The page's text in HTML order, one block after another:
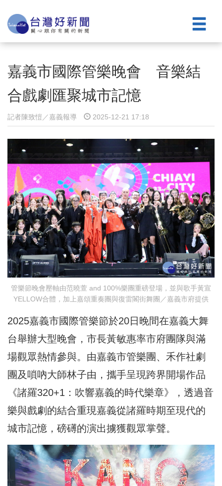
嘉義市國際管樂晚會 音樂結
合戲劇匯聚城市記憶
記者陳致愷／嘉義報導 2025-12-21 17:18
管樂節晚會壓軸由范曉萱 and 100%樂團重磅登場，並與歌手黃宣
YELLOW合體，加上嘉頌重奏團與復雷閣街舞團／嘉義市府提供
2025嘉義市國際管樂節於20日晚間在嘉義大舞
台舉辦大型晚會，市長黃敏惠率市府團隊與滿
場觀眾熱情參與。由嘉義市管樂團、禾作社劇
團及嗩吶大師林子由，攜手呈現跨界開場作品
《諸羅320+1：吹響嘉義的時代樂章》，透過音
樂與戲劇的結合重現嘉義從諸羅時期至現代的
城市記憶，磅礡的演出擄獲觀眾掌聲。